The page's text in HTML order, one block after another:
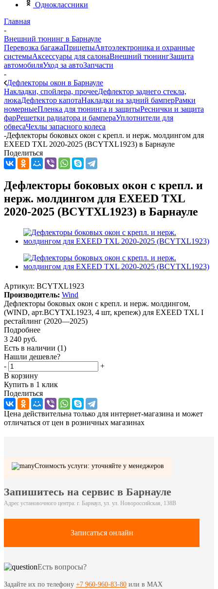
Одноклассники
Главная
-
Внешний тюнинг в Барнауле
Перевозка багажаПрицепыАвтоэлектроника и охранные
системыАксессуары для салонаВнешний тюнингЗащита
автомобиляУход за автоЗапчасти
-
Дефлекторы окон в Барнауле
Накладки, спойлера, прочееДефлектор заднего стекла,
люкаДефлектор капотаНакладки на задний бамперРамки
номерныеПленка для тюнинга и защитыРеснички и защита
фарРешетки радиатора и бампераУплотнители для
обвесаЧехлы запасного колеса
-Дефлекторы боковых окон с крепл. и нерж. молдингом для
EXEED TXL 2020-2025 (BCYTXL1923) в Барнауле
Поделиться
Дефлекторы боковых окон с крепл. и
нерж. молдингом для EXEED TXL
2020-2025 (BCYTXL1923) в Барнауле
Артикул: BCYTXL1923
Производитель: Wind
Дефлекторы боковых окон с крепл. и нерж. молдингом,
(WIND, арт.BCYTXL1923, 4 шт, крепеж) для EXEED TXL I
рестайлинг (2020—2025)
Подробнее
3 240 руб.
Есть в наличии (1)
Нашли дешевле?
-
+
В корзину
Купить в 1 клик
Поделиться
Цена действительна только для интернет-магазина и может
отличаться от цен в розничных магазинах
Стоимость услуги: уточняйте у менеджеров
Запишитесь на сервис в Барнауле
Адрес установочного центра: г. Барнаул, ул. ул. Новороссийская, 138В
Записаться онлайн
Есть вопросы?
Задайте их по телефону +7 960-960-83-80 или в MAX